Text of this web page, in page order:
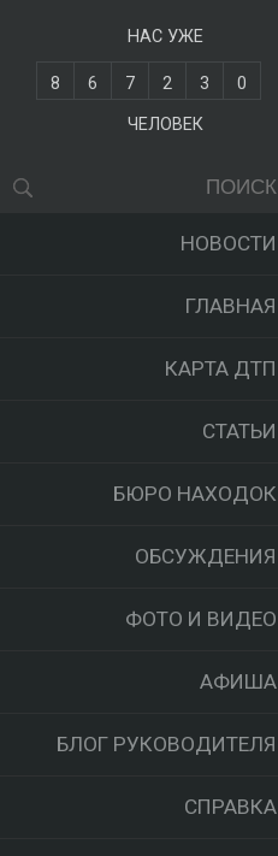
НАС УЖЕ
8 6 7 2 3
0
ЧЕЛОВЕК
НОВОСТИ
ГЛАВНАЯ
КАРТА ДТП
СТАТЬИ
БЮРО НАХОДОК
ОБСУЖДЕНИЯ
ФОТО И ВИДЕО
АФИША
БЛОГ РУКОВОДИТЕЛЯ
СПРАВКА